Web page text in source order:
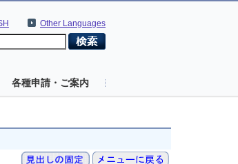
Other Languages
各種申請・ご案内